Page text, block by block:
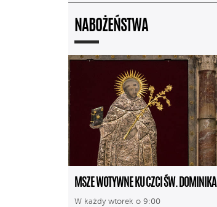
NABOŻEŃSTWA
MSZE WOTYWNE KU CZCI ŚW. DOMINIKA
W każdy wtorek o 9:00